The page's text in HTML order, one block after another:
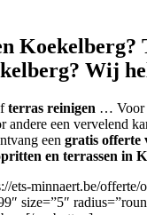
Koekelberg?
Wij
terras reinigen … Voor
andere een vervelend
een gratis offerte
en terrassen in
ets-minnaert.be/offerte/
size=”5″